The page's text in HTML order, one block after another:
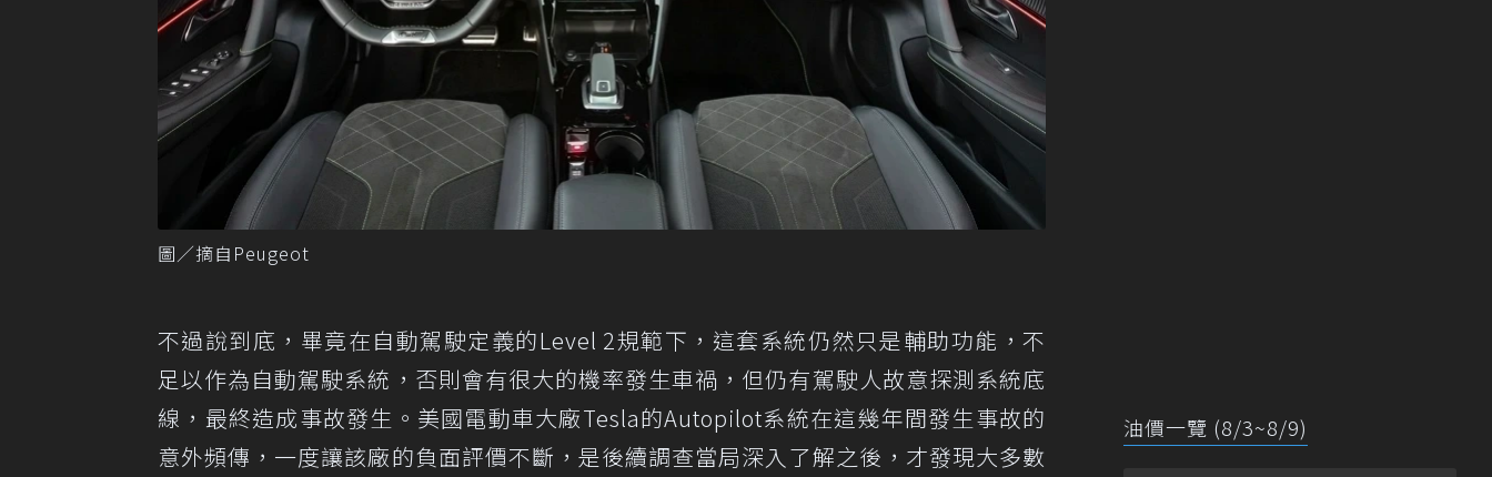
圖／摘自Peugeot
不過說到底，畢竟在自動駕駛定義的Level 2規範下，這套系統仍然只是輔助功能，不
足以作為自動駕駛系統，否則會有很大的機率發生車禍，但仍有駕駛人故意探測系統底
線，最終造成事故發生。美國電動車大廠Tesla的Autopilot系統在這幾年間發生事故的
意外頻傳，一度讓該廠的負面評價不斷，是後續調查當局深入了解之後，才發現大多數
油價一覽 (8/3~8/9)